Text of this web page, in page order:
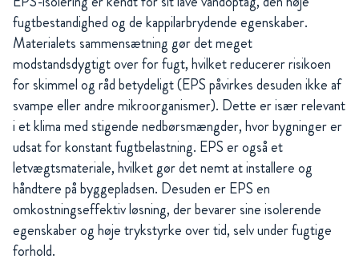
fugtbestandighed og de kappilarbrydende egenskaber.
Materialets sammensætning gør det meget
modstandsdygtigt over for fugt, hvilket reducerer risikoen
for skimmel og råd betydeligt (EPS påvirkes desuden ikke af
svampe eller andre mikroorganismer). Dette er især relevant
i et klima med stigende nedbørsmængder, hvor bygninger er
udsat for konstant fugtbelastning. EPS er også et
letvægtsmateriale, hvilket gør det nemt at installere og
håndtere på byggepladsen. Desuden er EPS en
omkostningseffektiv løsning, der bevarer sine isolerende
egenskaber og høje trykstyrke over tid, selv under fugtige
forhold.